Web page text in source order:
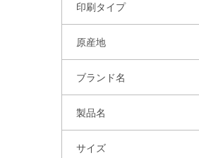
印刷タイプ
原産地
ブランド名
製品名
サイズ